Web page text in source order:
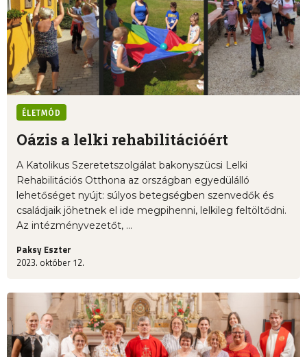
ÉLETMÓD
Oázis a lelki rehabilitációért
A Katolikus Szeretetszolgálat bakonyszücsi Lelki
Rehabilitációs Otthona az országban egyedülálló
lehetőséget nyújt: súlyos betegségben szenvedők és
családjaik jöhetnek el ide megpihenni, lelkileg feltöltődni.
Az intézményvezetőt, ...
Paksy Eszter
2023. október 12.